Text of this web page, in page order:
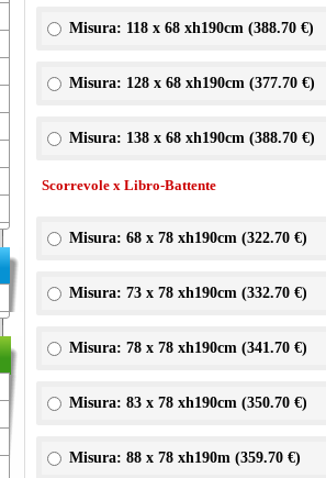
Misura: 118 x 68 xh190cm (388.70 €)
Misura: 128 x 68 xh190cm (377.70 €)
Misura: 138 x 68 xh190cm (388.70 €)
Scorrevole x Libro-Battente
Misura: 68 x 78 xh190cm (322.70 €)
Misura: 73 x 78 xh190cm (332.70 €)
Misura: 78 x 78 xh190cm (341.70 €)
Misura: 83 x 78 xh190cm (350.70 €)
Misura: 88 x 78 xh190m (359.70 €)